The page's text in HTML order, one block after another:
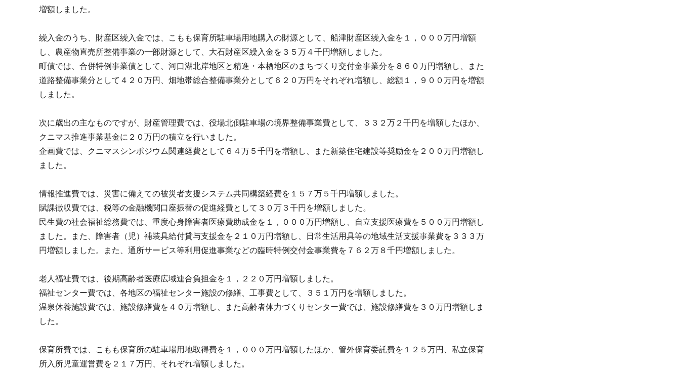
増額しました。
繰入金のうち、財産区繰入金では、こもも保育所駐車場用地購入の財源として、船津財産区繰入金を１，０００万円増額
し、農産物直売所整備事業の一部財源として、大石財産区繰入金を３５万４千円増額しました。
町債では、合併特例事業債として、河口湖北岸地区と精進・本栖地区のまちづくり交付金事業分を８６０万円増額し、また
道路整備事業分として４２０万円、畑地帯総合整備事業分として６２０万円をそれぞれ増額し、総額１，９００万円を増額
しました。
次に歳出の主なものですが、財産管理費では、役場北側駐車場の境界整備事業費として、３３２万２千円を増額したほか、
クニマス推進事業基金に２０万円の積立を行いました。
企画費では、クニマスシンポジウム関連経費として６４万５千円を増額し、また新築住宅建設等奨励金を２００万円増額し
ました。
情報推進費では、災害に備えての被災者支援システム共同構築経費を１５７万５千円増額しました。
賦課徴収費では、税等の金融機関口座振替の促進経費として３０万３千円を増額しました。
民生費の社会福祉総務費では、重度心身障害者医療費助成金を１，０００万円増額し、自立支援医療費を５００万円増額し
ました。また、障害者（児）補装具給付貸与支援金を２１０万円増額し、日常生活用具等の地域生活支援事業費を３３３万
円増額しました。また、通所サービス等利用促進事業などの臨時特例交付金事業費を７６２万８千円増額しました。
老人福祉費では、後期高齢者医療広域連合負担金を１，２２０万円増額しました。
福祉センター費では、各地区の福祉センター施設の修繕、工事費として、３５１万円を増額しました。
温泉休養施設費では、施設修繕費を４０万増額し、また高齢者体力づくりセンター費では、施設修繕費を３０万円増額しま
した。
保育所費では、こもも保育所の駐車場用地取得費を１，０００万円増額したほか、管外保育委託費を１２５万円、私立保育
所入所児童運営費を２１７万円、それぞれ増額しました。